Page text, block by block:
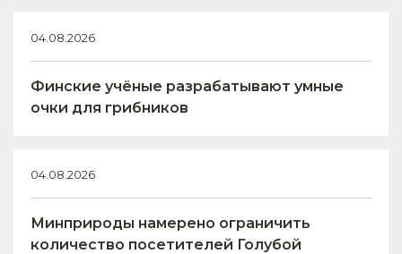
04.08.2026
Финские учёные разрабатывают умные
очки для грибников
04.08.2026
Минприроды намерено ограничить
количество посетителей Голубой